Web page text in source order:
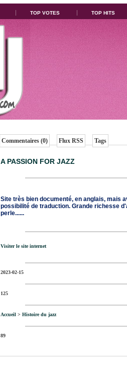
TOP VOTES TOP HITS
Commentaires (0) Flux RSS Tags
A PASSION FOR JAZZ
Site très bien documenté, en anglais, mais
possibilité de traduction. Grande richesse
perle......
Visiter le site internet
2023-02-15
125
Accueil > Histoire du jazz
89